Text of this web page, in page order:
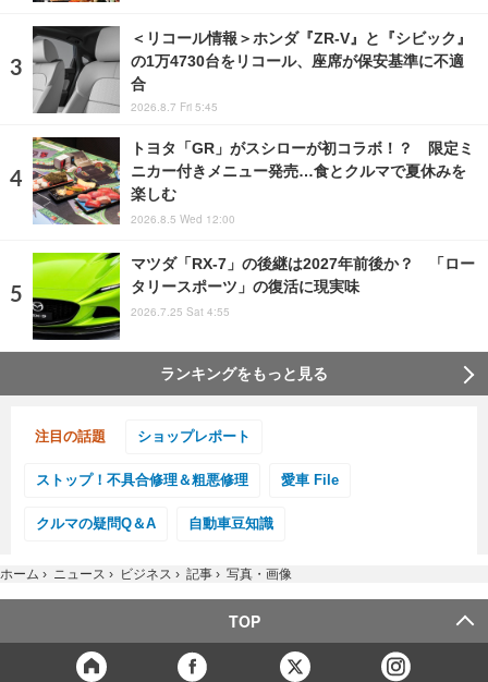
＜リコール情報＞ホンダ『ZR-V』と『シビック』
の1万4730台をリコール、座席が保安基準に不適
合
2026.8.7 Fri 5:45
トヨタ「GR」がスシローが初コラボ！？ 限定ミ
ニカー付きメニュー発売…食とクルマで夏休みを
楽しむ
2026.8.5 Wed 12:00
マツダ「RX-7」の後継は2027年前後か？ 「ロー
タリースポーツ」の復活に現実味
2026.7.25 Sat 4:55
ランキングをもっと見る
注目の話題 ショップレポート
ストップ！不具合修理＆粗悪修理 愛車 File
クルマの疑問Q＆A 自動車豆知識
ホーム › ニュース › ビジネス › 記事 › 写真・画像
TOP